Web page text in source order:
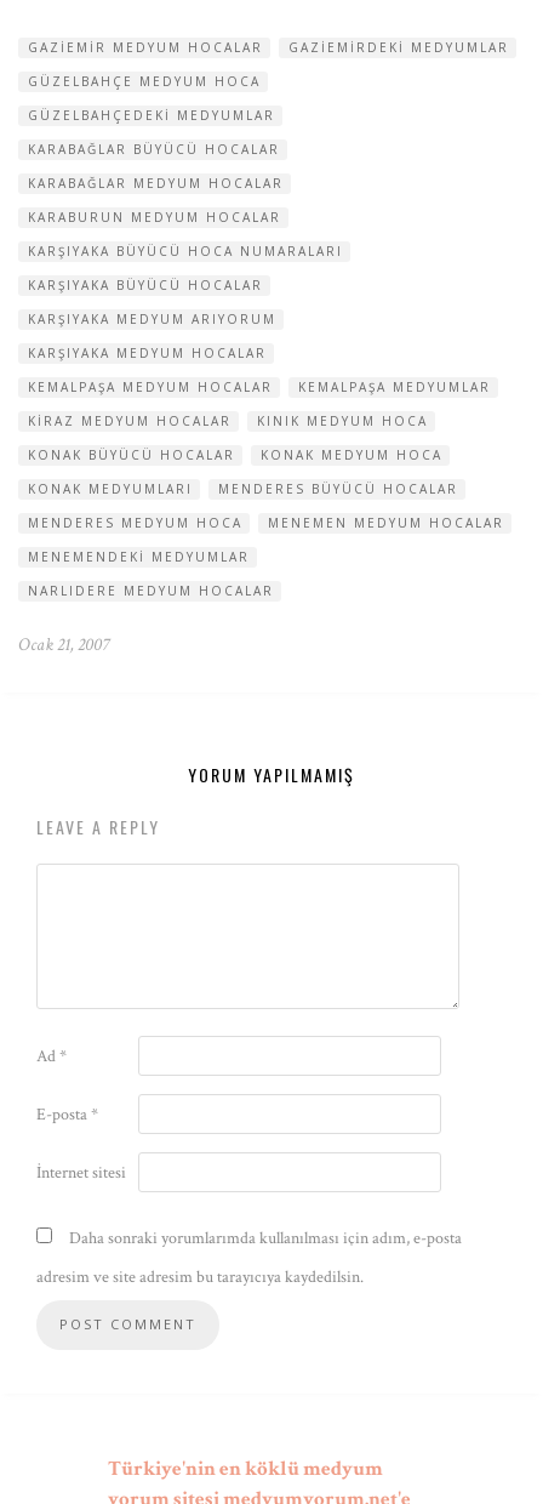
GAZIEMIR MEDYUM HOCALAR
GAZIEMIRDEKI MEDYUMLAR
GÜZELBAHÇE MEDYUM HOCA
GÜZELBAHÇEDEKI MEDYUMLAR
KARABAĞLAR BÜYÜCÜ HOCALAR
KARABAĞLAR MEDYUM HOCALAR
KARABURUN MEDYUM HOCALAR
KARŞIYAKA BÜYÜCÜ HOCA NUMARALARI
KARŞIYAKA BÜYÜCÜ HOCALAR
KARŞIYAKA MEDYUM ARIYORUM
KARŞIYAKA MEDYUM HOCALAR
KEMALPAŞA MEDYUM HOCALAR
KEMALPAŞA MEDYUMLAR
KIRAZ MEDYUM HOCALAR
KINIK MEDYUM HOCA
KONAK BÜYÜCÜ HOCALAR
KONAK MEDYUM HOCA
KONAK MEDYUMLARI
MENDERES BÜYÜCÜ HOCALAR
MENDERES MEDYUM HOCA
MENEMEN MEDYUM HOCALAR
MENEMENDEKI MEDYUMLAR
NARLIDERE MEDYUM HOCALAR
Ocak 21, 2007
YORUM YAPILMAMIŞ
LEAVE A REPLY
Ad*
E-posta*
İnternet sitesi
Daha sonraki yorumlarımda kullanılması için adım, e-posta
adresim ve site adresim bu tarayıcıya kaydedilsin.
Türkiye'nin en köklü medyum